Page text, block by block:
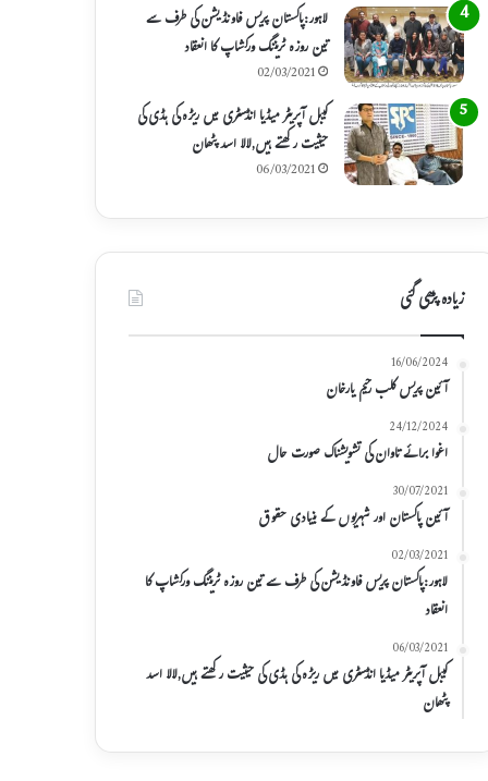
لاہور:پاکستان پریس فاونڈیشن کی طرف سے
تین روزہ ٹریننگ ورکشاپ کا انعقاد
02/03/2021
کیبل آپریٹر میڈیا انڈسٹری میں ریڑہ کی ہڈی کی
حیثیت رکھتے ہیں,لالا اسد پٹھان
06/03/2021
زیادہ پڑھی گئی
16/06/2024
آئین پریس کلب رحیم یارخان
24/12/2024
اغوا برائے تاوان کی تشویشناک صورت حال
30/07/2021
آئین پاکستان اور شہریوں کے بنیادی حقوق
02/03/2021
لاہور:پاکستان پریس فاونڈیشن کی طرف سے تین روزہ ٹریننگ ورکشاپ کا
انعقاد
06/03/2021
کیبل آپریٹر میڈیا انڈسٹری میں ریڑہ کی ہڈی کی حیثیت رکھتے ہیں,لالا اسد
پٹھان